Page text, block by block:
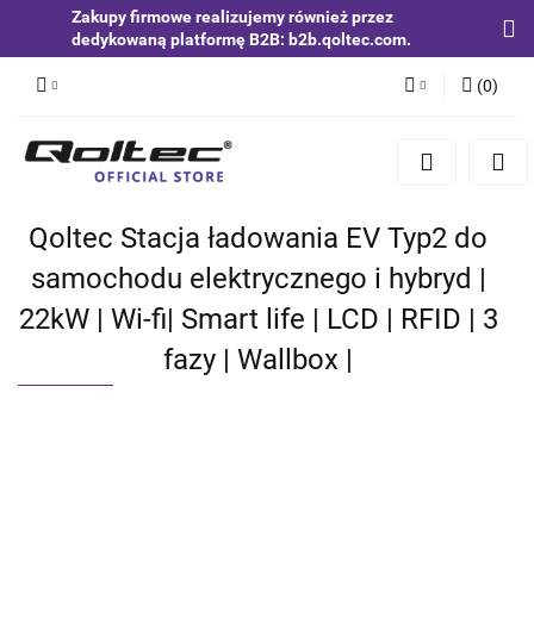
Zakupy firmowe realizujemy również przez
dedykowaną platformę B2B: b2b.qoltec.com.
Zaloguj się
Zgody cookies
(0)
Qoltec Stacja ładowania EV Typ2 do
samochodu elektrycznego i hybryd |
22kW | Wi-fi| Smart life | LCD | RFID | 3
fazy | Wallbox |